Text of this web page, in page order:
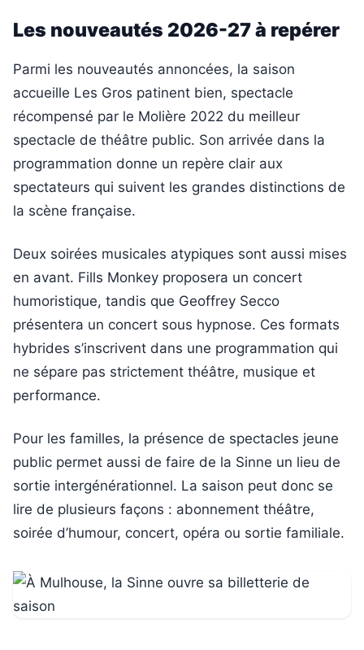
Les nouveautés 2026-27 à repérer
Parmi les nouveautés annoncées, la saison
accueille Les Gros patinent bien, spectacle
récompensé par le Molière 2022 du meilleur
spectacle de théâtre public. Son arrivée dans la
programmation donne un repère clair aux
spectateurs qui suivent les grandes distinctions de
la scène française.
Deux soirées musicales atypiques sont aussi mises
en avant. Fills Monkey proposera un concert
humoristique, tandis que Geoffrey Secco
présentera un concert sous hypnose. Ces formats
hybrides s’inscrivent dans une programmation qui
ne sépare pas strictement théâtre, musique et
performance.
Pour les familles, la présence de spectacles jeune
public permet aussi de faire de la Sinne un lieu de
sortie intergénérationnel. La saison peut donc se
lire de plusieurs façons : abonnement théâtre,
soirée d’humour, concert, opéra ou sortie familiale.